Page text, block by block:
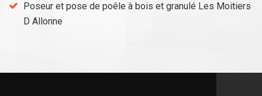
Poseur et pose de poêle à bois et granulé Les Moitiers
D Allonne